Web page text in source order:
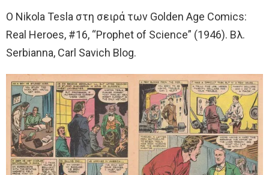
Ο Nikola Tesla στη σειρά των Golden Age Comics:
Real Heroes, #16, “Prophet of Science” (1946). Βλ.
Serbianna, Carl Savich Blog.